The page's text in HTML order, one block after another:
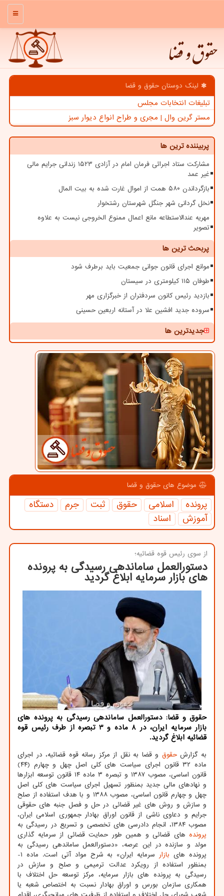
منو
حقوق و قضا
لینک دوستان حقوق و قضا
تبلیغات انتخابات مجلس
مستر گرین وال | مجری و طراح انواع دیوار سبز
پربیننده ترین ها
مشارکت ستاد اجرائی فرمان امام در آزادی ۱۵۲۳ زندانی جرایم مالی
غیر عمد
بازگرداندن ۵۸۰ همت از اموال غارت شده به بیت المال
نخل گردانی شهر جنگل شهرستان رشتخوار
مهریه عندالاستطاعه مانع اعمال ممنوع الخروجی نیست به علاوه
تصویر
پربحث ترین ها
موانع اجرای قانون جوانی جمعیت باید برطرف شود
طوفان ۱۱۵ کیلومتری در سیستان
بازدید رئیس کانون سردفتران از خبرگزاری مهر
سروده جدید افشین علا در آستانه اربعین حسینی
جدیدترین ها
موضوع های حقوق و قضا
پرونده اسلامی حقوق ثبت جرم
دستگاه
آموزش
اسناد
از سوی رئیس قوه قضائیه؛
دستورالعمل ساماندهی رسیدگی به پرونده
های بازار سرمایه ابلاغ گردید
حقوق و قضا: دستورالعمل ساماندهی رسیدگی به پرونده های
بازار سرمایه ایران، در 8 ماده و 3 تبصره از طرف رئیس قوه
قضائیه ابلاغ گردید.
به گزارشحقوق و قضا به نقل از مرکز رسانه قوه قضائیه، در اجرای
ماده ۳۲ قانون اجرای سیاست های کلی اصل چهل و چهارم (۴۴)
قانون اساسی، مصوب ۱۳۸۷ و تبصره ۳ ماده ۱۴ قانون توسعه ابزارها
و نهادهای مالی جدید بمنظور تسهیل اجرای سیاست های کلی اصل
چهل و چهارم قانون اساسی، مصوب ۱۳۸۸ و با هدف استفاده از صلح
و سازش و روش های غیر قضائی در حل و فصل جنبه های حقوقی
جرایم و دعاوی ناشی از قانون اوراق بهادار جمهوری اسلامی ایران،
مصوب ۱۳۸۴، انجام دادرسی های تخصصی و تسریع در رسیدگی به
پرونده های قضائی و همین طور حمایت قضائی از سرمایه گذاری
مولد و سازنده در این عرصه، «دستورالعمل ساماندهی رسیدگی به
پرونده های بازار
سرمایه ایران» به شرح مواد آتی است. ماده ۱-
بمنظور استفاده از رویکرد عدالت ترمیمی و صلح و سازش در
رسیدگی به پرونده های بازار سرمایه، مرکز توسعه حل اختلاف با
همکاری سازمان بورس و اوراق بهادار نسبت به اختصاص شعبه یا